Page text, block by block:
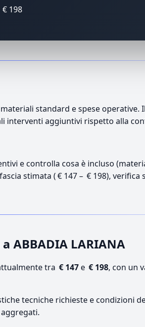
198
standard e spese operative.
interventi aggiuntivi rispetto alla
e controlla cosa è incluso
stimata ( € 147 – € 198),
ABBADIA LARIANA
tra € 147e € 198, con un
tecniche richieste e condizioni